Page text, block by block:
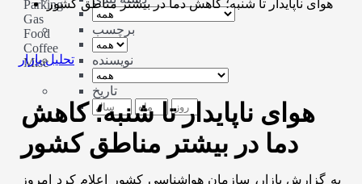
Parking
Gas
Food
Coffee
Misc
برچسب
نویسنده
تاریخ
هوای ناپایدار تا شنبه؛ کاهش دما در بیشتر مناطق کشور
تحلیل بازار
هوای ناپایدار تا شنبه؛ کاهش
دما در بیشتر مناطق کشور
به گزارش بازار، سازمان هواشناسی کشور اعلام کرد امروز